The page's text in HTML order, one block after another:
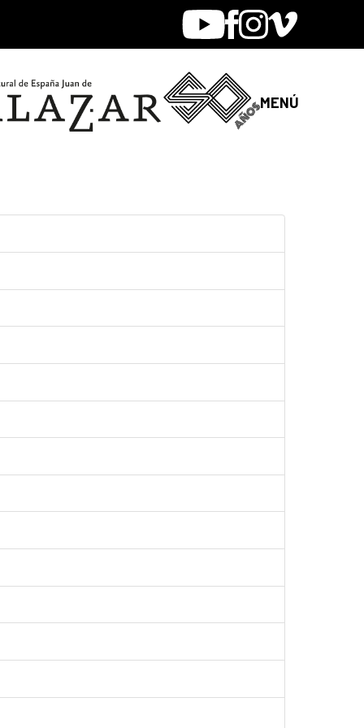
YoutubeFacebook
Instagram
Vimeo
MENÚ